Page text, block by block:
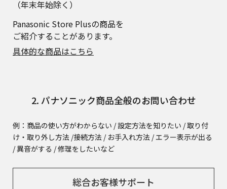
（年末年始除く）
Panasonic Store Plusの商品を
ご紹介することがあります。
具体的な商品はこちら
2. パナソニック商品全般のお問い合わせ
例：商品の使い方がわからない / 設定方法を知りたい / 取り付
け・取り外し方法 /接続方法 / お手入れ方法 / エラー表示が出る
/ 異音がする / 修理をしたいなど
総合お客様サポート